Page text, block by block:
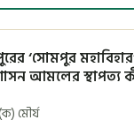
‘সোমপুর
আমলের স্থাপত্য
মৌর্য